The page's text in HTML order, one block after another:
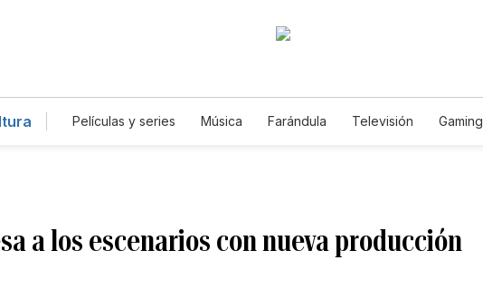
Películas y series Música Farándula Televisión Gaming
a los escenarios con nueva producción